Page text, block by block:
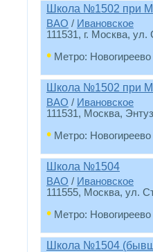
Школа №1502 при
ВАО / Ивановское
111531, г. Москва,
• Метро: Новогиреево
Школа №1502 при
ВАО / Ивановское
111531, Москва,
• Метро: Новогиреево
Школа №1504
ВАО / Ивановское
111555, Москва, ул.
• Метро: Новогиреево
Школа №1504